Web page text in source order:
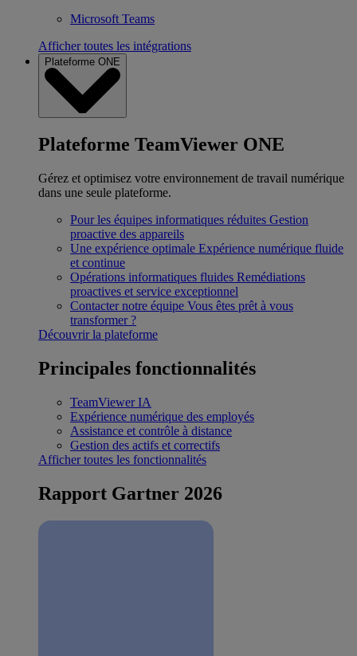
Microsoft Teams
Afficher toutes les intégrations
Plateforme ONE
Plateforme TeamViewer ONE
Gérez et optimisez votre environnement de travail numérique
dans une seule plateforme.
Pour les équipes informatiques réduites Gestion
proactive des appareils
Une expérience optimale Expérience numérique fluide
et continue
Opérations informatiques fluides Remédiations
proactives et service exceptionnel
Contacter notre équipe Vous êtes prêt à vous
transformer ?
Découvrir la plateforme
Principales fonctionnalités
TeamViewer IA
Expérience numérique des employés
Assistance et contrôle à distance
Gestion des actifs et correctifs
Afficher toutes les fonctionnalités
Rapport Gartner 2026